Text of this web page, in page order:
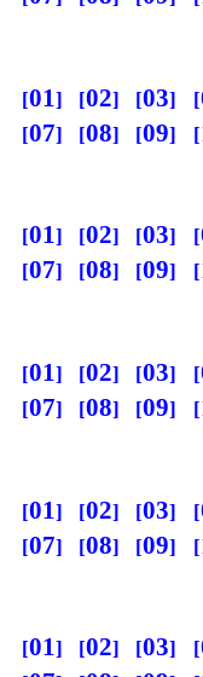
01 02 03
07
08 09
01 02 03
07
08 09
01 02 03
07
08 09
01 02 03
07
08 09
01 02 03